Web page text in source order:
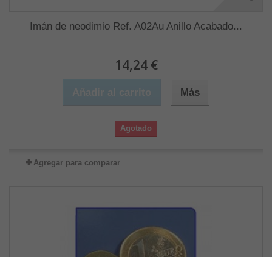
Imán de neodimio Ref. A02Au Anillo Acabado...
14,24 €
Más
Agotado
Agregar para comparar